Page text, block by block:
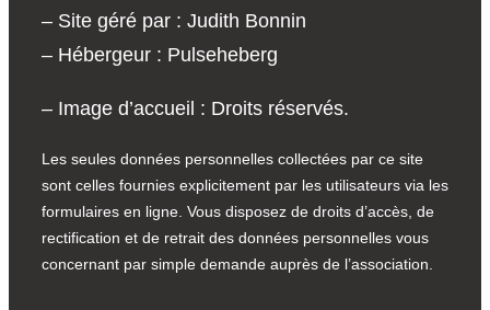
– Site géré par : Judith Bonnin
– Hébergeur : Pulseheberg
– Image d’accueil : Droits réservés.
Les seules données personnelles collectées par ce site
sont celles fournies explicitement par les utilisateurs via les
formulaires en ligne. Vous disposez de droits d’accès, de
rectification et de retrait des données personnelles vous
concernant par simple demande auprès de l’association.